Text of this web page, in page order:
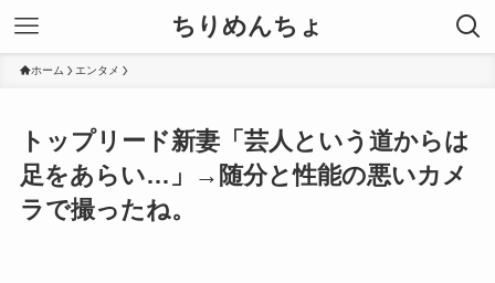
ちりめんちょ
ホーム エンタメ
トップリード新妻「芸人という道からは
足をあらい…」→随分と性能の悪いカメ
ラで撮ったね。